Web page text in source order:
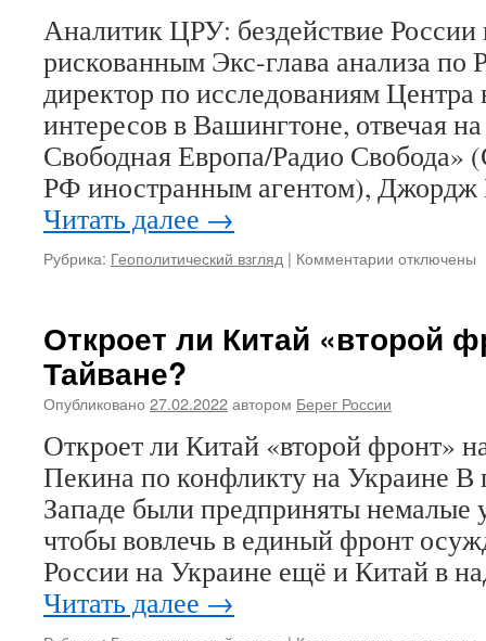
Аналитик ЦРУ: бездействие
рискованным Экс-глава анализа по
директор по исследованиям
интересов в Вашингтоне, отвечая
Свободная Европа/Радио
РФ иностранным агентом),
Читать далее →
Рубрика: Геополитический взгляд | Комментарии к
агентство
«Регнум»:
России
на
отключены
Откроет ли Китай «второй
Тайване?
Опубликовано 27.02.2022автором Берег России
Откроет ли Китай «второй фронт»
Пекина по конфликту на Украине В
Западе были предприняты немалые
чтобы вовлечь в единый фронт
России на Украине ещё и Китай в
Читать далее →